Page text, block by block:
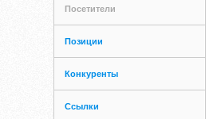
Посетители
Позиции
Конкуренты
Ссылки